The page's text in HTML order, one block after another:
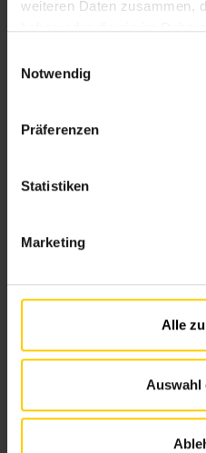
weiteren Daten zusammen,
haben oder die sie im
Notwendig
Präferenzen
Statistiken
Marketing
Alle
Auswahl
Privatsphäre und